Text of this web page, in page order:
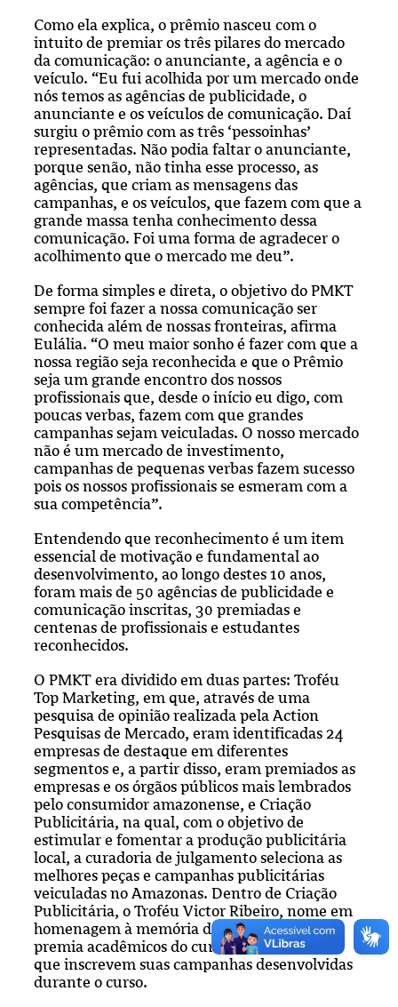
Como ela explica, o prêmio nasceu com o
intuito de premiar os três pilares do mercado
da comunicação: o anunciante, a agência e o
veículo. “Eu fui acolhida por um mercado onde
nós temos as agências de publicidade, o
anunciante e os veículos de comunicação. Daí
surgiu o prêmio com as três ‘pessoinhas’
representadas. Não podia faltar o anunciante,
porque senão, não tinha esse processo, as
agências, que criam as mensagens das
campanhas, e os veículos, que fazem com que a
grande massa tenha conhecimento dessa
comunicação. Foi uma forma de agradecer o
acolhimento que o mercado me deu”.
De forma simples e direta, o objetivo do PMKT
sempre foi fazer a nossa comunicação ser
conhecida além de nossas fronteiras, afirma
Eulália. “O meu maior sonho é fazer com que a
nossa região seja reconhecida e que o Prêmio
seja um grande encontro dos nossos
profissionais que, desde o início eu digo, com
poucas verbas, fazem com que grandes
campanhas sejam veiculadas. O nosso mercado
não é um mercado de investimento,
campanhas de pequenas verbas fazem sucesso
pois os nossos profissionais se esmeram com a
sua competência”.
Entendendo que reconhecimento é um item
essencial de motivação e fundamental ao
desenvolvimento, ao longo destes 10 anos,
foram mais de 50 agências de publicidade e
comunicação inscritas, 30 premiadas e
centenas de profissionais e estudantes
reconhecidos.
O PMKT era dividido em duas partes: Troféu
Top Marketing, em que, através de uma
pesquisa de opinião realizada pela Action
Pesquisas de Mercado, eram identificadas 24
empresas de destaque em diferentes
segmentos e, a partir disso, eram premiados as
empresas e os órgãos públicos mais lembrados
pelo consumidor amazonense, e Criação
Publicitária, na qual, com o objetivo de
estimular e fomentar a produção publicitária
local, a curadoria de julgamento seleciona as
melhores peças e campanhas publicitárias
veiculadas no Amazonas. Dentro de Criação
Publicitária, o Troféu Victor Ribeiro, nome em
homenagem à memória do filho de Eulália,
premia acadêmicos do curso de Publicidade
que inscrevem suas campanhas desenvolvidas
durante o curso.